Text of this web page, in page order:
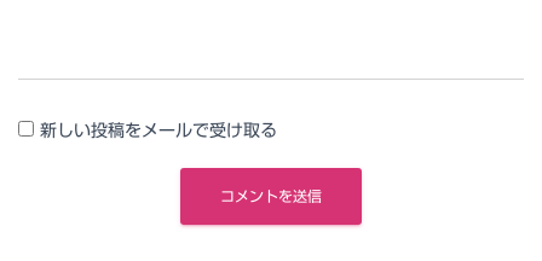
新しい投稿をメールで受け取る